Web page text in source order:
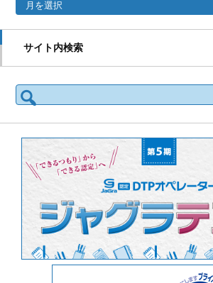
サイト内検索
検索: